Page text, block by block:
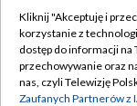
Abonament TVP
Emisja w TVP
Kliknij "Akceptuję i
korzystanie z
dostęp do informacji
przechowywanie oraz
nas, czyli Telewizję
Zaufanych Partnerów z